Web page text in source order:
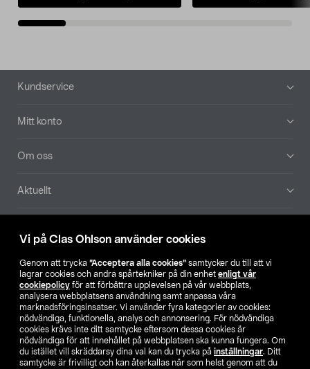
Vi på Clas Ohlson använder cookies
Genom att trycka ”Acceptera alla cookies” samtycker du till att vi
lagrar cookies och andra spårtekniker på din enhet enligt vår
cookiepolicy för att förbättra upplevelsen på vår webbplats,
analysera webbplatsens användning samt anpassa våra
marknadsföringsinsatser. Vi använder fyra kategorier av cookies:
nödvändiga, funktionella, analys och annonsering. För nödvändiga
cookies krävs inte ditt samtycke eftersom dessa cookies är
nödvändiga för att innehållet på webbplatsen ska kunna fungera. Om
du istället vill skräddarsy dina val kan du trycka på inställningar. Ditt
samtycke är frivilligt och kan återkallas när som helst genom att du
Sidfot
Kundservice
Mitt konto
Om oss
Aktuellt
Hitta butik
SE NO FI